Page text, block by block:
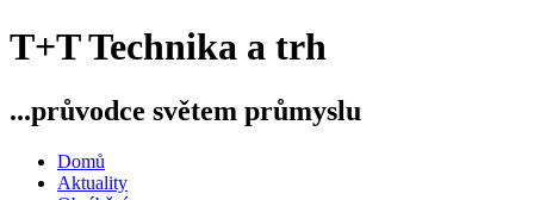
T+T Technika a trh
...průvodce světem průmyslu
Domů
Aktuality